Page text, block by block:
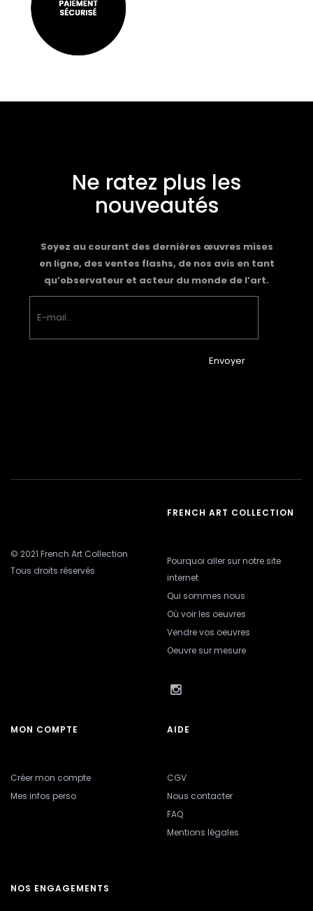
Ne ratez plus les
nouveautés
Soyez au courant des dernières œuvres mises
en ligne, des ventes flashs, de nos avis en tant
qu’observateur et acteur du monde de l’art.
Envoyer
© 2021 French Art Collection
Tous droits réservés
FRENCH ART COLLECTION
Pourquoi aller sur notre site
internet
Qui sommes nous
Où voir les oeuvres
Vendre vos oeuvres
Oeuvre sur mesure
MON COMPTE
Créer mon compte
Mes infos perso
AIDE
CGV
Nous contacter
FAQ
Mentions légales
NOS ENGAGEMENTS